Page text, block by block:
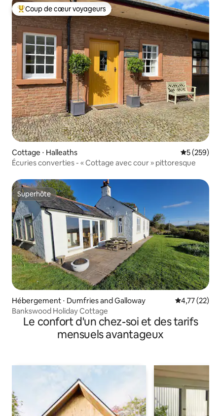
Coups de cœur voyageurs les plus appréciés
Coup de cœur voyageurs
Cottage ⋅ Halleaths Évaluation
5 (259)
Écuries converties - « Cottage avec cour » pittoresque
Superhôte
Superhôte
Hébergement ⋅ Dumfries and Galloway Évaluation
4,77 (22)
Bankswood Holiday Cottage
Le confort d'un chez-soi et des tarifs
mensuels avantageux